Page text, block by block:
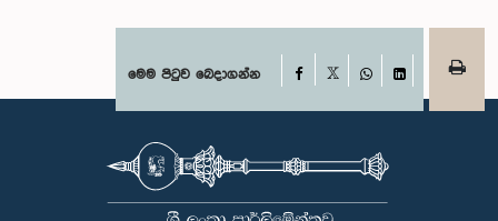
මෙම පිටුව බෙදාගන්න Facebook
WhatsAppLinkedIn